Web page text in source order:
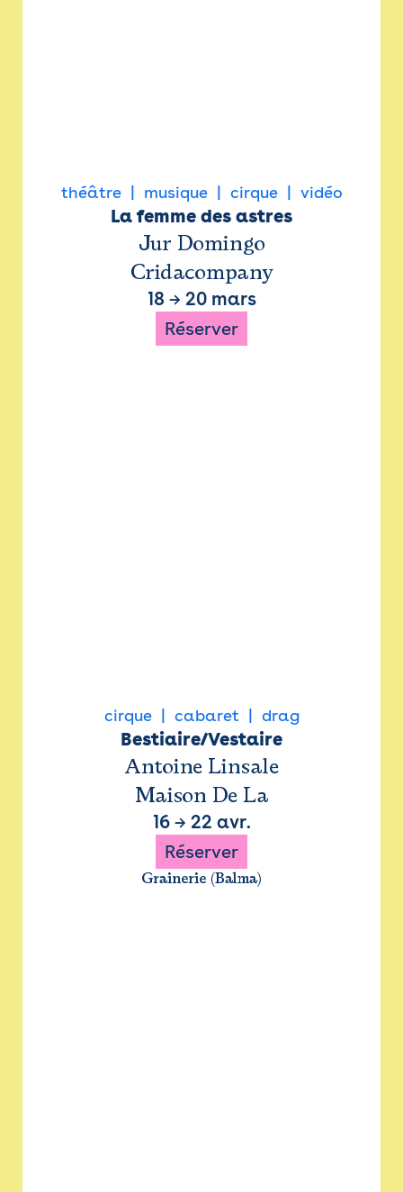
théâtre musique cirque vidéo
La femme des astres
Jur Domingo
Cridacompany
18 → 20 mars
Réserver
cirque cabaret drag
Bestiaire/Vestaire
Antoine Linsale
Maison De La
16→ 22 avr.
Réserver
Grainerie (Balma)